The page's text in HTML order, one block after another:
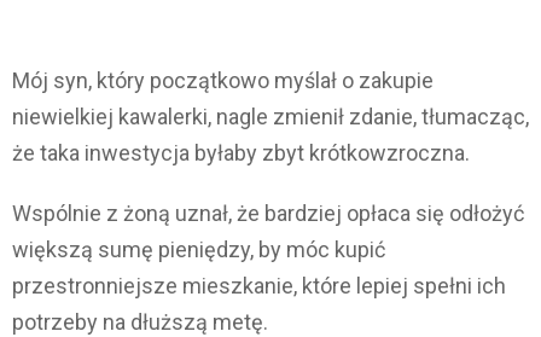
Mój syn, który początkowo myślał o zakupie
niewielkiej kawalerki, nagle zmienił zdanie, tłumacząc,
że taka inwestycja byłaby zbyt krótkowzroczna.
Wspólnie z żoną uznał, że bardziej opłaca się odłożyć
większą sumę pieniędzy, by móc kupić
przestronniejsze mieszkanie, które lepiej spełni ich
potrzeby na dłuższą metę.